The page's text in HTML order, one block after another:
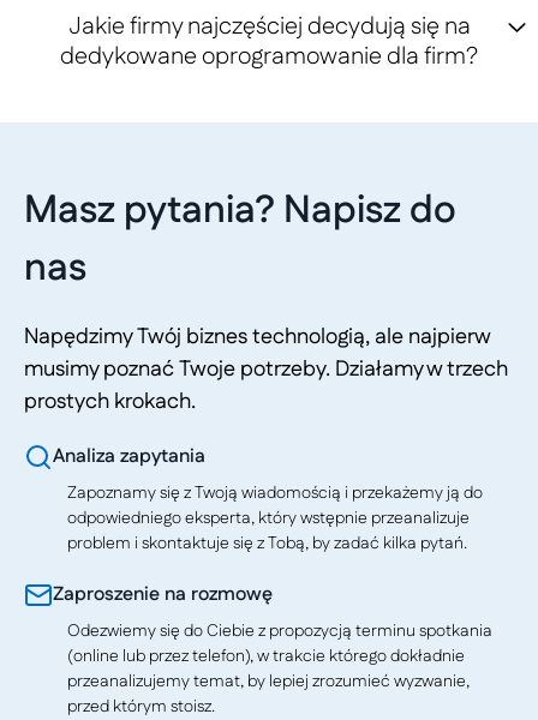
Jakie firmy najczęściej decydują się na
dedykowane oprogramowanie dla firm?
Masz pytania? Napisz do
nas
Napędzimy Twój biznes technologią, ale najpierw
musimy poznać Twoje potrzeby. Działamy w trzech
prostych krokach.
Analiza zapytania
Zapoznamy się z Twoją wiadomością i przekażemy ją do
odpowiedniego eksperta, który wstępnie przeanalizuje
problem i skontaktuje się z Tobą, by zadać kilka pytań.
Zaproszenie na rozmowę
Odezwiemy się do Ciebie z propozycją terminu spotkania
(online lub przez telefon), w trakcie którego dokładnie
przeanalizujemy temat, by lepiej zrozumieć wyzwanie,
przed którym stoisz.